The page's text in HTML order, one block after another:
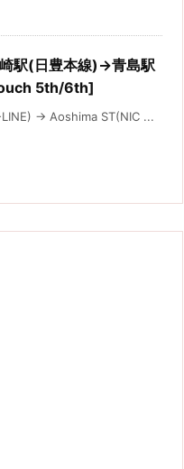
駅(日豊本線)→青島駅
5th/6th]
→ Aoshima ST(NIC ...